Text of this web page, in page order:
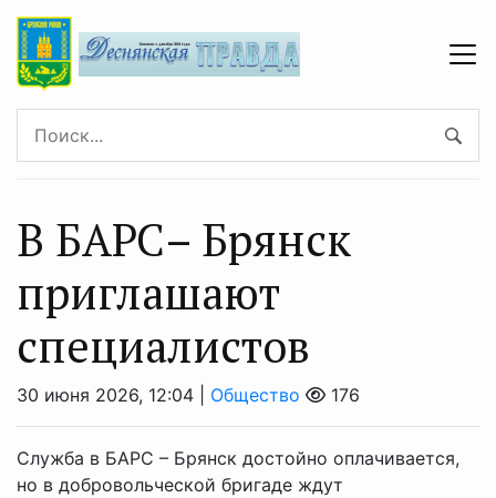
B БAРС– Брянcк
приглaшают
cпециaлистoв
30 июня 2026, 12:04 | Общество 176
Служба в БАРС – Брянск достойно оплачивается,
но в добровольческой бригаде ждут